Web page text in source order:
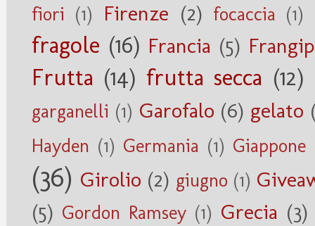
fiori (1) Firenze (2) focaccia (1)
fragole (16) Francia (5)
Frutta (14) frutta secca (12)
garganelli (1) Garofalo (6) gelato
Hayden (1) Germania (1) Giappone
(36) Girolio (2) giugno (1)
(5) Gordon Ramsey (1) Grecia (3)